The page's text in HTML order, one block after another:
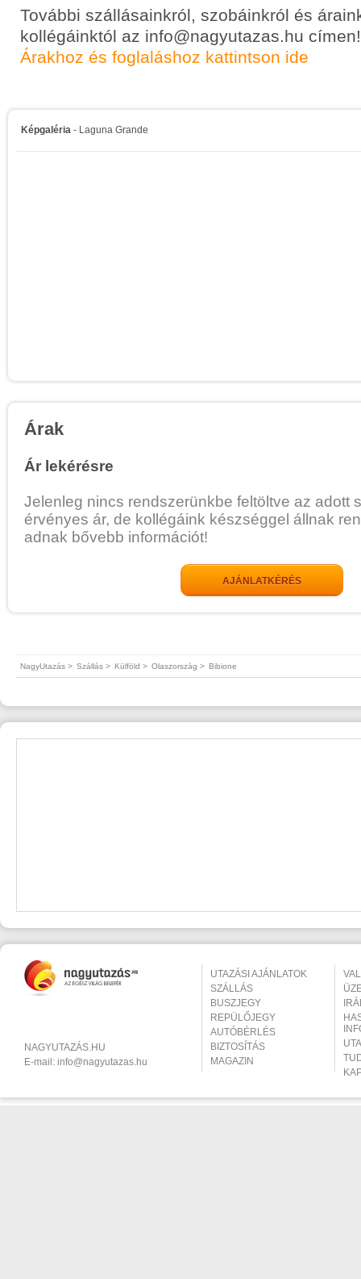
További szállásainkról, szobáinkról és
kollégáinktól az info@nagyutazas.hu címen!
Árakhoz és foglaláshoz kattintson ide
Képgaléria - Laguna Grande
Árak
Ár lekérésre
Jelenleg nincs rendszerünkbe feltöltve az adott
érvényes ár, de kollégáink készséggel állnak
adnak bővebb információt!
AJÁNLATKÉRÉS
NagyUtazás > Szállás > Külföld > Olaszország > Bibione
NAGYUTAZÁS.HU
E-mail: info@nagyutazas.hu
UTAZÁSI AJÁNLATOK
SZÁLLÁS
BUSZJEGY
REPÜLŐJEGY
AUTÓBÉRLÉS
BIZTOSÍTÁS
MAGAZIN